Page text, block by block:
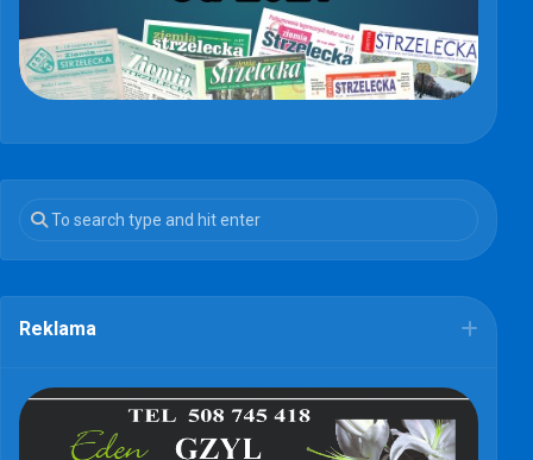
Reklama